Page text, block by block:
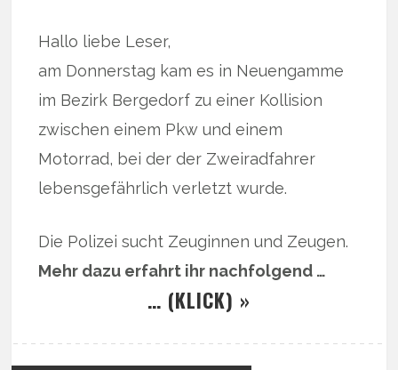
Hallo liebe Leser,
am Donnerstag kam es in Neuengamme
im Bezirk Bergedorf zu einer Kollision
zwischen einem Pkw und einem
Motorrad, bei der der Zweiradfahrer
lebensgefährlich verletzt wurde.
Die Polizei sucht Zeuginnen und Zeugen.
Mehr dazu erfahrt ihr nachfolgend …
… (KLICK) »